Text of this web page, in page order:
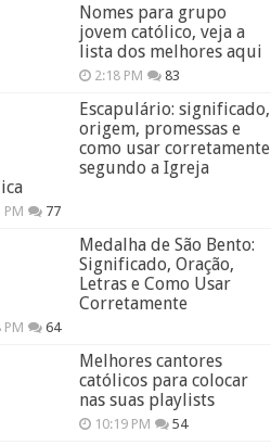
Nomes para grupo
jovem católico, veja a
lista dos melhores aqui
2:18 PM 83
Escapulário: significado,
origem, promessas e
como usar corretamente
segundo a Igreja
PM 77
Medalha de São Bento:
Significado, Oração,
Letras e Como Usar
Corretamente
PM 64
Melhores cantores
católicos para colocar
nas suas playlists
10:19 PM 54